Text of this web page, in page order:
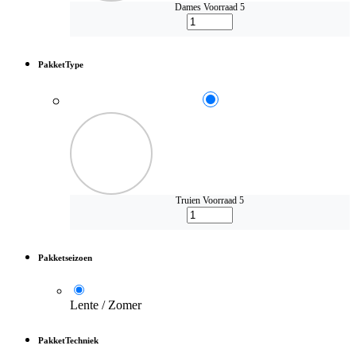
Dames Voorraad 5
PakketType
Truien Voorraad 5
Pakketseizoen
Lente / Zomer
PakketTechniek